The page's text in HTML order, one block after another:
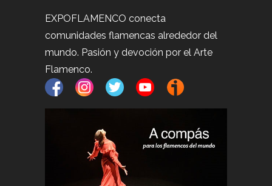
EXPOFLAMENCO conecta
comunidades flamencas alrededor del
mundo. Pasión y devoción por el Arte
Flamenco.